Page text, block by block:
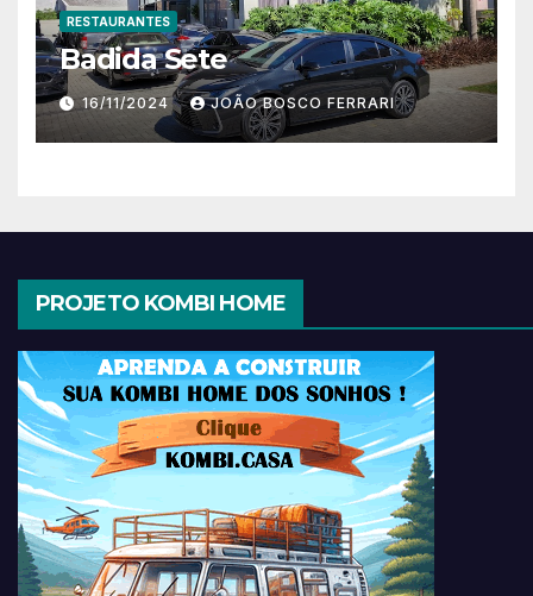
RESTAURANTES
Badida Sete
16/11/2024 JOÃO BOSCO FERRARI
PROJETO KOMBI HOME